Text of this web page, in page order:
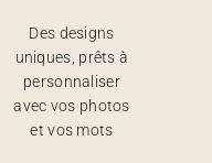
Des designs
uniques, prêts à
personnaliser
avec vos photos
et vos mots